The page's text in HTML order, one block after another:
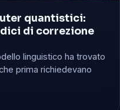
quantistici:
di correzione
linguistico ha trovato
prima richiedevano